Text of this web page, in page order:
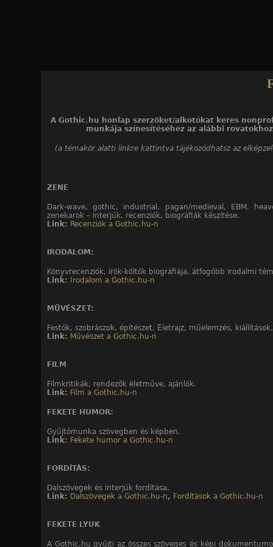
A Gothic.hu honlap szerzőket/alkotókat keres
munkája színesítéséhez az alábbi
(a témakör alatti linkre kattintva tájékozódhatsz az
ZENE
Dark-wave, gothic, industrial, pagan/medieval, EBM,
zenekarok – interjúk, recenziók, biográfiák készítése.
Link: Recenziók a Gothic.hu-n
IRODALOM:
Könyvrecenziók, írók-költők biográfiája, átfogóbb irodalmi
Link:
Irodalom a Gothic.hu-n
MŰVÉSZET:
Festők, szobrászok, építészet. Életrajz, műelemzés, kiállítások.
Link: Művészet a Gothic.hu-n
FILM
Filmkritikák, rendezők életműve, ajánlók.
Link: Film a Gothic.hu-n
FEKETE HUMOR:
Gyűjtőmunka szövegben és képben.
Link: Fekete humor a Gothic.hu-n
FORDÍTÁS:
Dalszövegek és interjúk fordítása.
Link: Dalszövegek a Gothic.hu-n, Fordítások a Gothic.hu-n
FEKETE LYUK
A Gothic.hu gyűjti az összes szöveges és képi